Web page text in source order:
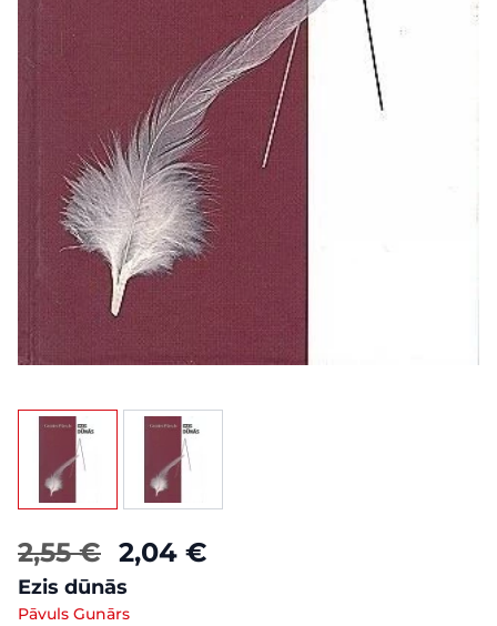
View larger imageView larger image
2,55 € 2,04 €
Ezis dūnās
Pāvuls Gunārs